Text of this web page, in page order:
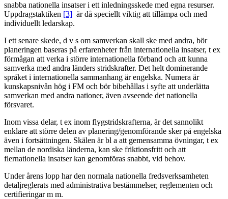
snabba nationella insatser i ett inledningsskede med egna resurser.
Uppdragstaktiken [3] är då speciellt viktig att tillämpa och med
individuellt ledarskap.
I ett senare skede, d v s om samverkan skall ske med andra, bör
planeringen baseras på erfarenheter från internationella insatser, t ex
förmågan att verka i större internationella förband och att kunna
samverka med andra länders stridskrafter. Det helt dominerande
språket i internationella sammanhang är engelska. Numera är
kunskapsnivån hög i FM och bör bibehållas i syfte att underlätta
samverkan med andra nationer, även avseende det nationella
försvaret.
Inom vissa delar, t ex inom flygstridskrafterna, är det sannolikt
enklare att större delen av planering/genomförande sker på engelska
även i fortsättningen. Skälen är bl a att gemensamma övningar, t ex
mellan de nordiska länderna, kan ske friktionsfritt och att
flernationella insatser kan genomföras snabbt, vid behov.
Under årens lopp har den normala nationella fredsverksamheten
detaljreglerats med administrativa bestämmelser, reglementen och
certifieringar m m.